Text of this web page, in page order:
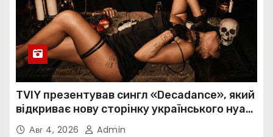
TVIY презентував сингл «Decadance», який
відкриває нову сторінку українського нуар-
попуАвг 4, 2026 Admin